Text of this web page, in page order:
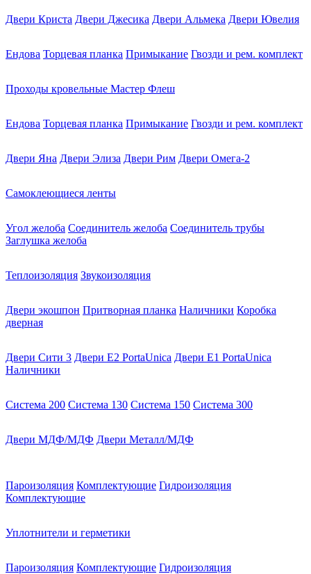
Двери Криста Двери Джесика Двери Альмека Двери Ювелия
Ендова Торцевая планка Примыкание Гвозди и рем. комплект
Проходы кровельные Мастер Флеш
Ендова Торцевая планка Примыкание Гвозди и рем. комплект
Двери Яна Двери Элиза Двери Рим Двери Омега-2
Самоклеющиеся ленты
Угол желоба Соединитель желоба Соединитель трубы
Заглушка желоба
Теплоизоляция Звукоизоляция
Двери экошпон Притворная планка Наличники Коробка
дверная
Двери Сити 3 Двери E2 PortaUnica Двери E1 PortaUnica
Наличники
Система 200 Система 130 Система 150 Система 300
Двери МДФ/МДФ Двери Металл/МДФ
Пароизоляция Комплектующие Гидроизоляция
Комплектующие
Уплотнители и герметики
Пароизоляция Комплектующие Гидроизоляция